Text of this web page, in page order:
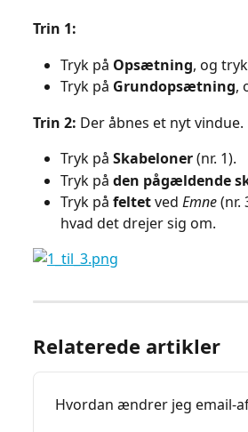
Trin 1:
Tryk på Opsætning, og
Tryk på Grundopsætning,
Trin 2: Der åbnes et nyt vindue.
Tryk på Skabeloner (nr. 1).
Tryk på den pågældende
Tryk på feltet ved Emne (nr.
hvad det drejer sig om.
Relaterede artikler
Hvordan ændrer jeg email-